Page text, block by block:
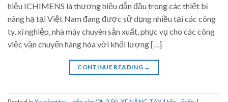
hiệu ICHIMENS là thương hiệu dẫn đầu trong các thiết bị
nâng hạ tại Việt Nam đang được sử dụng nhiều tại các công
ty, xí nghiệp, nhà máy chuyên sản xuất, phục vụ cho các công
việc vận chuyển hàng hóa với khối lượng […]
CONTINUE READING →